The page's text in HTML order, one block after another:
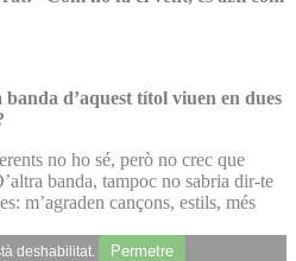
banda d’aquest títol viuen en dues
no ho sé, però no crec que
banda, tampoc no sabria dir-te
m’agraden cançons, estils, més
deshabilitat. Permetre